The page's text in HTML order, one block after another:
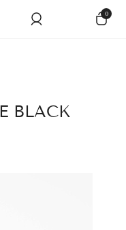
0
BLACK